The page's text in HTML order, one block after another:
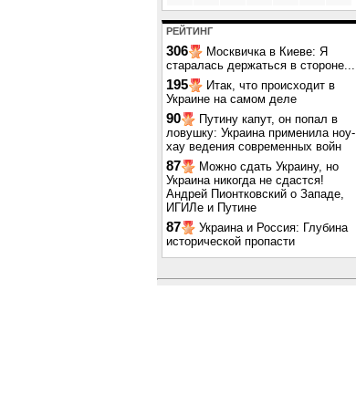
РЕЙТИНГ
306
Москвичка в Киеве: Я
старалась держаться в стороне...
195
Итак, что происходит в
Украине на самом деле
90
Путину капут, он попал в
ловушку: Украина применила ноу-
хау ведения современных войн
87
Можно сдать Украину, но
Украина никогда не сдастся!
Андрей Пионтковский о Западе,
ИГИЛе и Путине
87
Украина и Россия: Глубина
исторической пропасти